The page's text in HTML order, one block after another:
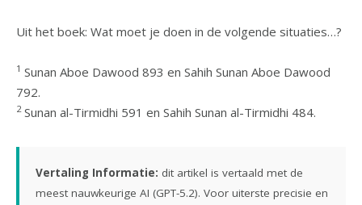
Uit het boek: Wat moet je doen in de volgende situaties…?
1 Sunan Aboe Dawood 893 en Sahih Sunan Aboe Dawood
792.
2Sunan al-Tirmidhi 591 en Sahih Sunan al-Tirmidhi 484.
Vertaling Informatie: dit artikel is vertaald met de
meest nauwkeurige AI (GPT-5.2). Voor uiterste precisie en